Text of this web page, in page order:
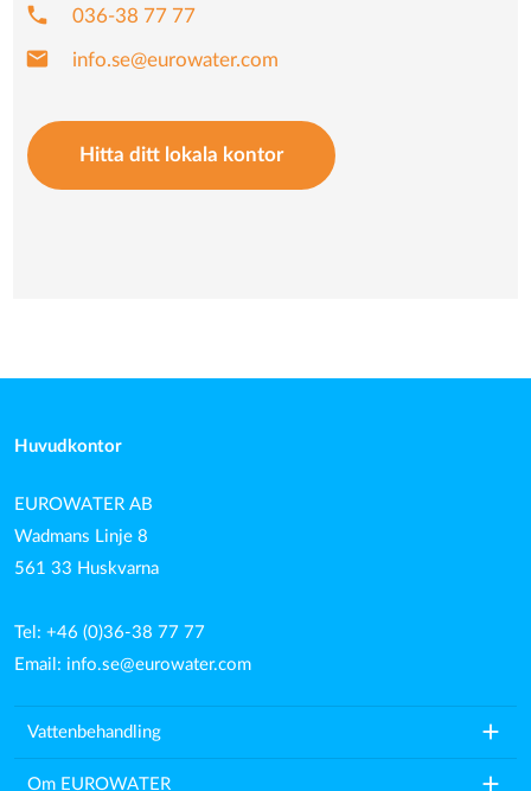
phone 036-38 77 77
mail info.se@eurowater.com
Hitta ditt lokala kontor
Huvudkontor
EUROWATER AB
Wadmans Linje 8
561 33 Huskvarna
Tel: +46 (0)36-38 77 77
Email: info.se@eurowater.com
Vattenbehandling add
Om EUROWATER add